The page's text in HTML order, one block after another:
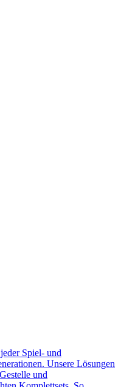
Spiel- und
Unsere Lösungen
und